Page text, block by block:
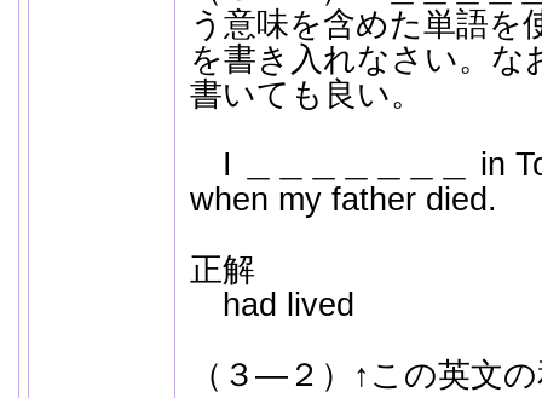
う意味を含めた単語を
を書き入れなさい。な
書いても良い。
I ＿＿＿＿＿＿＿ in
when my father died.
正解
had lived
（３―２）↑この英文